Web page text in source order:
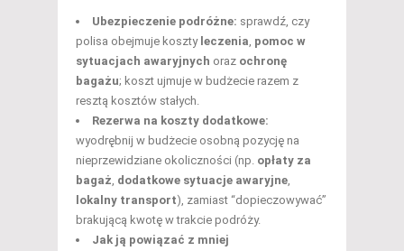
Ubezpieczenie podróżne: sprawdź, czy
polisa obejmuje koszty leczenia pomoc w
sytuacjach awaryjnych oraz ochronę
bagażu; koszt ujmuje w budżecie razem z
resztą kosztów stałych.
Rezerwa na koszty dodatkowe:
wyodrębnij w budżecie osobną pozycję na
nieprzewidziane okoliczności (np. opłaty za
bagaż dodatkowe sytuacje awaryjne
lokalny transport), zamiast “dopieczowywać”
brakującą kwotę w trakcie podróży.
Jak ją powiązać z mniej